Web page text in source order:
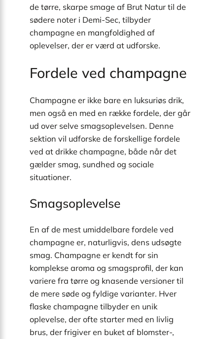
de tørre, skarpe smage af Brut Natur til de
sødere noter i Demi-Sec, tilbyder
champagne en mangfoldighed af
oplevelser, der er værd at udforske.
Fordele ved champagne
Champagne er ikke bare en luksuriøs drik,
men også en med en række fordele, der går
ud over selve smagsoplevelsen. Denne
sektion vil udforske de forskellige fordele
ved at drikke champagne, både når det
gælder smag, sundhed og sociale
situationer.
Smagsoplevelse
En af de mest umiddelbare fordele ved
champagne er, naturligvis, dens udsøgte
smag. Champagne er kendt for sin
komplekse aroma og smagsprofil, der kan
variere fra tørre og knasende versioner til
de mere søde og fyldige varianter. Hver
flaske champagne tilbyder en unik
oplevelse, der ofte starter med en livlig
brus, der frigiver en buket af blomster-,